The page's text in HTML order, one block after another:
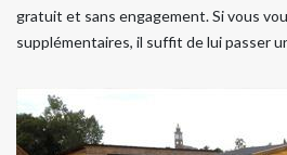
gratuit et sans engagement. Si vous
supplémentaires, il suffit de lui passer